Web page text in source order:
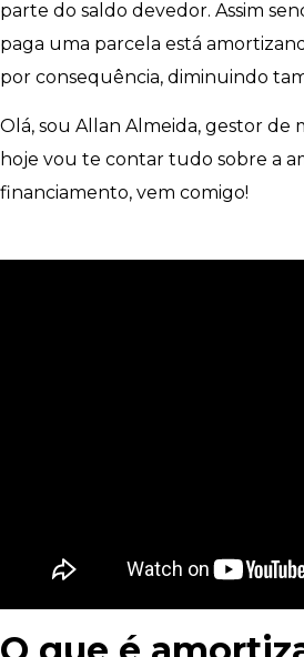
parte do saldo devedor. Assim
paga uma parcela está
por consequência, diminuindo
Olá, sou Allan Almeida, gestor de
hoje vou te contar tudo sobre a
financiamento, vem comigo!